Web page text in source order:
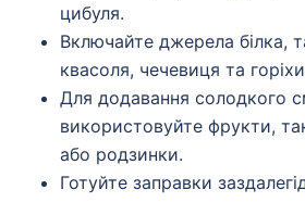
цибуля.
Включайте джерела білка,
квасоля, чечевиця та
Для додавання солодкого
використовуйте фрукти,
або родзинки.
Готуйте заправки